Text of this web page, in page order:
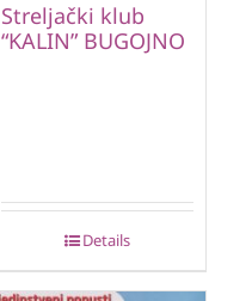
Streljački klub
“KALIN” BUGOJNO
Details